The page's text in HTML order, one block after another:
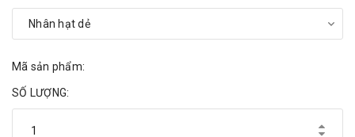
Mã sản phẩm:
SỐ LƯỢNG: